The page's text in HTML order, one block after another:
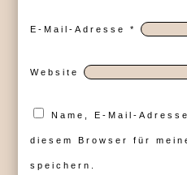
E-Mail-Adresse*
Website
Name, E-Mail-
diesem Browser für
speichern.